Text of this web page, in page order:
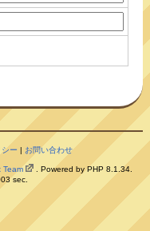
ー | お問い合わせ
Team
. Powered by PHP 8.1.34.
sec.